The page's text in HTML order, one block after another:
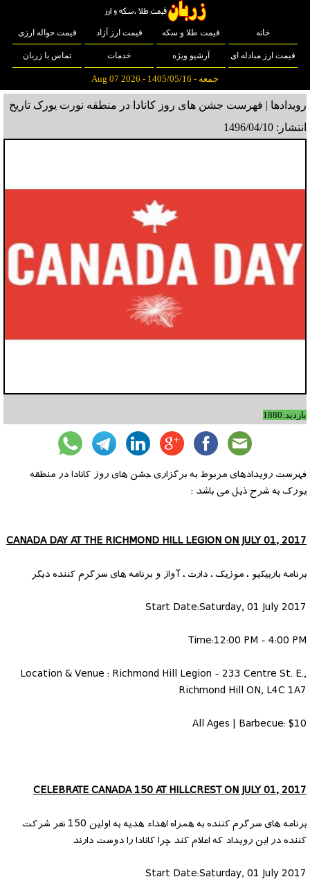
خانه قیمت طلا و سکه قیمت ارز آزاد قیمت حواله ارزی
قیمت ارز مبادله ای آرشیو ویژه خدمات تماس با زربان
جمعه - 1405/05/16 - Aug 07 2026
رویدادها | فهرست جشن های روز کانادا در منطقه نورت یورک تاریخ
انتشار: 1496/04/10
بازدید:1880
فهرست رویدادهای مربوط به برگزاری جشن های روز کانادا در منطقه
یورک به شرح ذیل می باشد :
CANADA DAY AT THE RICHMOND HILL LEGION ON JULY 01, 2017
برنامه باربیکیو ، موزیک ، دارت ، آواز و برنامه های سرگرم کننده دیگر
Start Date:Saturday, 01 July 2017
Time:12:00 PM - 4:00 PM
Location & Venue : Richmond Hill Legion - 233 Centre St. E.,
Richmond Hill ON, L4C 1A7
All Ages | Barbecue: $10
CELEBRATE CANADA 150 AT HILLCREST ON JULY 01, 2017
برنامه های سرگرم کننده به همراه اهداء هدیه به اولین 150 نفر شرکت
کننده در این رویداد که اعلام کند چرا کانادا را دوست دارند
Start Date:Saturday, 01 July 2017